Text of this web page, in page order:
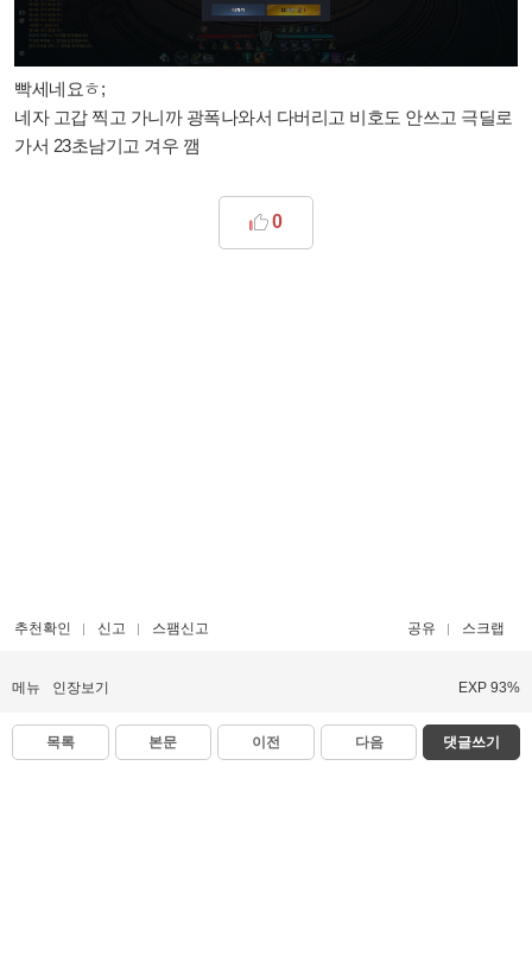
빡세네요ㅎ;
네자 고갑 찍고 가니까 광폭나와서 다버리고 비호도 안쓰고 극딜로
가서 23초남기고 겨우 깸
0
추천확인 신고 스팸신고 공유 스크랩
메뉴 인장보기 EXP 93%
목록 본문 이전 다음 댓글쓰기